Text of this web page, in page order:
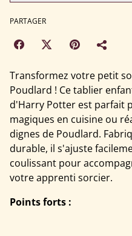
PARTAGER
Transformez votre petit
Poudlard ! Ce tablier
d'Harry Potter est parfait
magiques en cuisine ou
dignes de Poudlard.
durable, il s'ajuste
coulissant pour
votre apprenti sorcier.
Points forts :